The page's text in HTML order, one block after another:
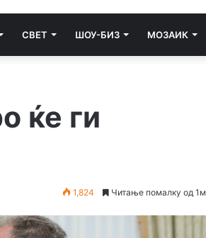
СВЕТ ШОУ-БИЗ МОЗАИК
ќе ги
1,824 Читање помалку од 1м